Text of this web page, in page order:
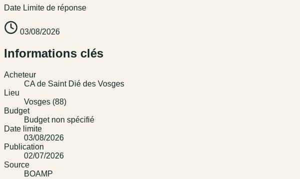
Date Limite de réponse
03/08/2026
Informations clés
Acheteur
CA de Saint Dié des Vosges
Lieu
Vosges (88)
Budget
Budget non spécifié
Date limite
03/08/2026
Publication
02/07/2026
Source
BOAMP